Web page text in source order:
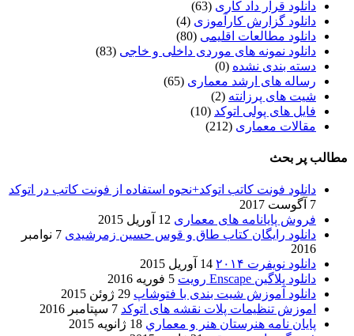
دانلود قرار داد کاری (63)
دانلود گزارش کارآموزی (4)
دانلود مطالعات اقلیمی (80)
دانلود نمونه های موردی داخلی و خاجی (83)
دسته بندی نشده (0)
رساله های ارشد معماری (65)
شیت های پرزانته (2)
فایل های پولی اتوکد (10)
مقالات معماری (212)
مطالب پر بحث
دانلود فونت کاتب اتوکد+نحوه استفاده از فونت کاتب در اتوکد
7 آگوست 2017
فروش پایانامه های معماری 12 آوریل 2015
دانلود رایگان کتاب طاق و قوس حسین زمرشیدی
7 نوامبر
2016
دانلود نویفرت ۲۰۱۴
14 آوریل 2015
دانلود پلاگین Enscape رویت
5 فوریه 2016
دانلود آموزش شیت بندی با فتوشاپ 29 ژوئن 2015
اموزش تنظیمات پلات نقشه های اتوکد 7 سپتامبر 2016
پایان نامه هنرستان هنر و معماري 18 ژانویه 2015